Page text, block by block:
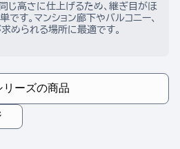
じ高さに仕上げるため、継ぎ目がほ
です。マンション廊下やバルコニー、
められる場所に最適です。
リーズの商品